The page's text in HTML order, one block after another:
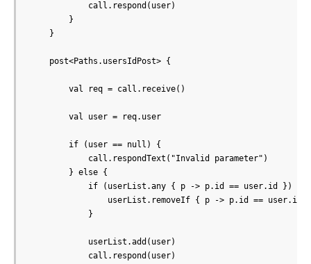
            call.respond(user)
        }
    }
    post<Paths.usersIdPost> {
        val req = call.receive()
        val user = req.user
        if (user == null) {
            call.respondText("Invalid parameter")
        } else {
            if (userList.any { p -> p.id == user.id }) {
                userList.removeIf { p -> p.id == user.id }
            }
            userList.add(user)
            call.respond(user)